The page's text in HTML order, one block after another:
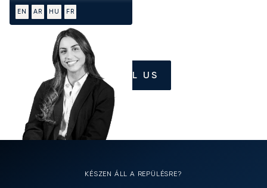
EN AR HU FR
CALL US
KÉSZEN ÁLL A REPÜLÉSRE?